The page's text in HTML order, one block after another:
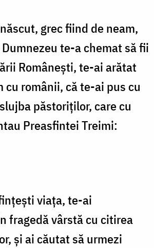
grec fiind de neam,
te-a chemat să fii
Românești, te-ai arătat
cu românii, că te-ai pus cu
păstoriților, care cu
Preasfintei Treimi:
viața, te-ai
fragedă vârstă cu citirea
și ai căutat să urmezi